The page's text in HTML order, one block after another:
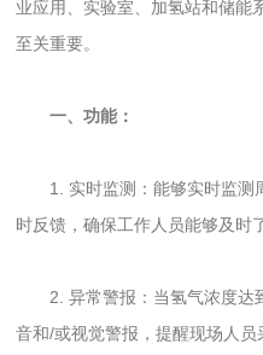
业应用、实验室、加氢站和储能
至关重要。
一、功能：
1. 实时监测：能够实时监测
时反馈，确保工作人员能够及时
2. 异常警报：当氢气浓度达
音和/或视觉警报，提醒现场人员